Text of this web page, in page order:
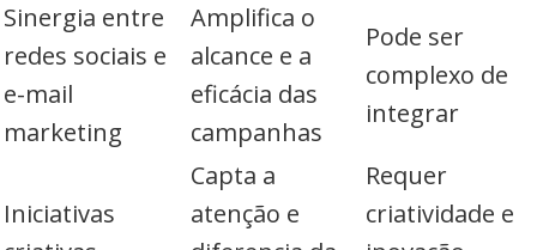
Sinergia entre
redes sociais e
e-mail
marketing
Amplifica o
alcance e a
eficácia das
campanhas
Pode ser
complexo de
integrar
Iniciativas
Capta a
atenção e
Requer
criatividade e